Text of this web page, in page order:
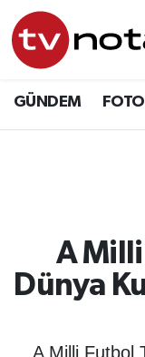
GÜNDEM
A Milli
Dünya
A Milli Futbol
GÜNDEM
YURT
EĞİTİM
ÖZEL
Hava Durumu
Son Dakika
Haber Arşivi